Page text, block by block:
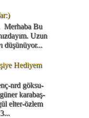
Bu
Uzun
düşünüyor...
Hediyem
nrd göksu-
karabaş-
elter-özlem